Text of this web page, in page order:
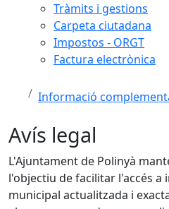
Tràmits i gestions
Carpeta ciutadana
Impostos - ORGT
Factura electrònica
Informació
Avís legal
L'Ajuntament de Polinyà
l'objectiu de facilitar l'accés
municipal actualitzada i